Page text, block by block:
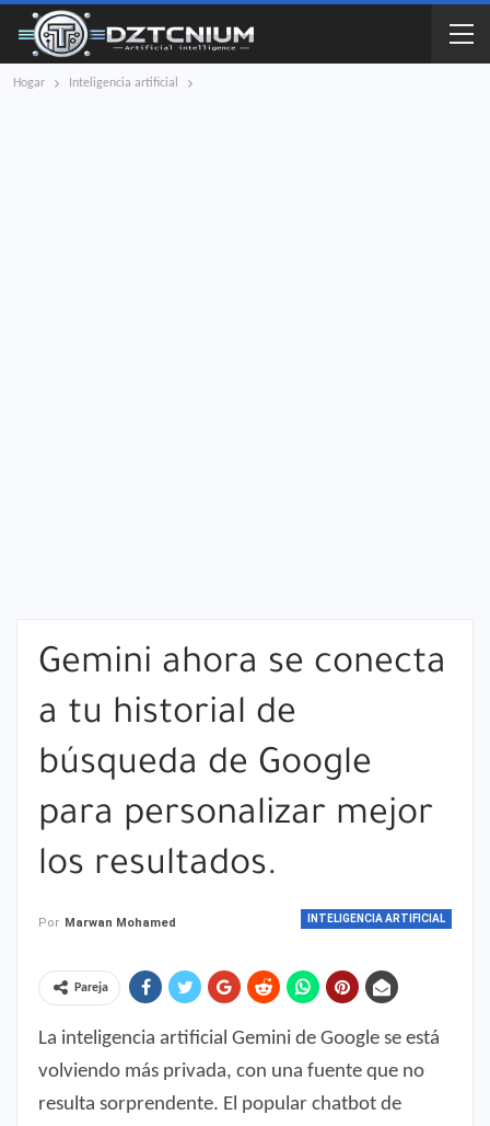
Hogar Inteligencia artificial
Gemini ahora se conecta
a tu historial de
búsqueda de Google
para personalizar mejor
los resultados.
INTELIGENCIA ARTIFICIAL
Por Marwan Mohamed
Pareja
La inteligencia artificial Gemini de Google se está
volviendo más privada, con una fuente que no
resulta sorprendente. El popular chatbot de